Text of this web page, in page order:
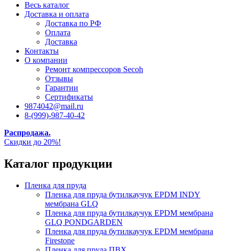
Весь каталог
Доставка и оплата
Доставка по РФ
Оплата
Доставка
Контакты
О компании
Ремонт компрессоров Secoh
Отзывы
Гарантии
Сертификаты
9874042@mail.ru
8-(999)-987-40-42
Распродажа.
Скидки до 20%!
Каталог продукции
Пленка для пруда
Пленка для пруда бутилкаучук EPDM INDY
мембрана GLQ
Пленка для пруда бутилкаучук EPDM мембрана
GLQ PONDGARDEN
Пленка для пруда бутилкаучук EPDM мембрана
Firestone